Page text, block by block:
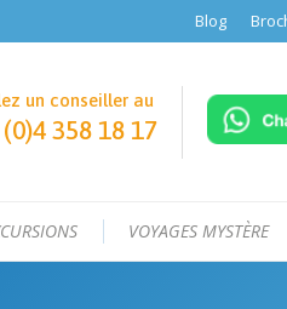
Blog
un conseiller au
358 18 17
VOYAGES MYSTÈRE